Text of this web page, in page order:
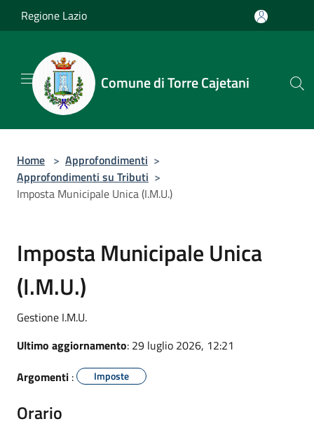
Salta al contenuto principale
Regione Lazio
Comune di Torre Cajetani
Home > Approfondimenti >
Approfondimenti su Tributi >
Imposta Municipale Unica (I.M.U.)
Imposta Municipale Unica
(I.M.U.)
Gestione I.M.U.
Ultimo aggiornamento: 29 luglio 2026, 12:21
Argomenti : Imposte
Orario